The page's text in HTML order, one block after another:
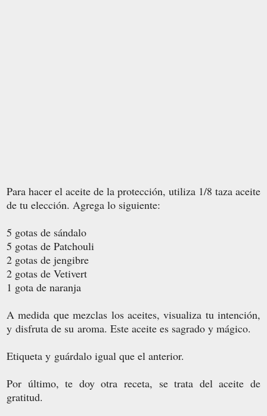
Para hacer el aceite de la protección, utiliza 1/8 taza aceite
de tu elección. Agrega lo siguiente:
5 gotas de sándalo
5 gotas de Patchouli
2 gotas de jengibre
2 gotas de Vetivert
1 gota de naranja
A medida que mezclas los aceites, visualiza tu intención,
y disfruta de su aroma. Este aceite es sagrado y mágico.
Etiqueta y guárdalo igual que el anterior.
Por último, te doy otra receta, se trata del aceite de
gratitud.